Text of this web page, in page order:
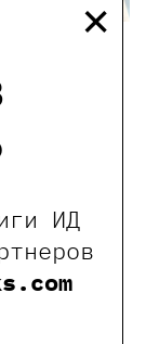
ИД
на